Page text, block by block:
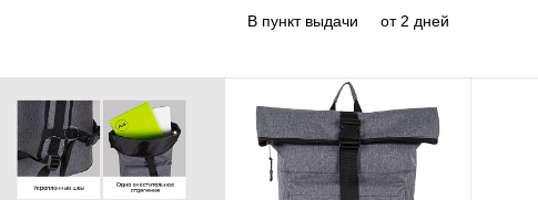
В пункт выдачи
от 2 дней